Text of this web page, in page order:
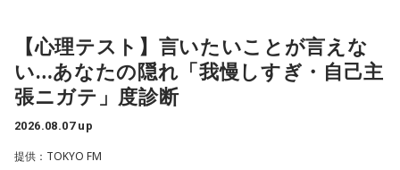
「あ、自分もバンドできるんだ」みたいな、そういうときの
ワクワク感のようなものが、いろんな不安や葛藤を飛び越え
ちゃうみたいな、そういうバイタリティのある曲だなと思い
ます。歌詞は自分と向き合っている部分も結構あるんですけ
ど、音像がかなり爽やかなので、そういうものを飛び越えて
性を語ります。
江原：やっぱり、集中力が欠けちゃうしね。だからご飯を食
べて、新しいお家を建てればまたよく寝られたりすると思う
けれど、そういう風な自分自身のメンテナンスというか、そ
れを大事にして、コンディションを常に最高に整えるという
ことであれば、もしかしたら悩んでいた時期は体調が不安定
れることがあります。病気だからと割り切って仕事に就いて
いるのですが、心が疲れてきています。私生活は充実してお
り、夫と新しく家を建てるためにも仕事は辞められません。
仕事がつらいからこそ私生活が充実する、幸せになるぞとい
の心持ちについてアドバイスをいただけないでしょうか？
【心理テスト】言いたいことが言えな
い…あなたの隠れ「我慢しすぎ・自己主
張ニガテ」度診断
2026.08.07 up
提供：TOKYO FM